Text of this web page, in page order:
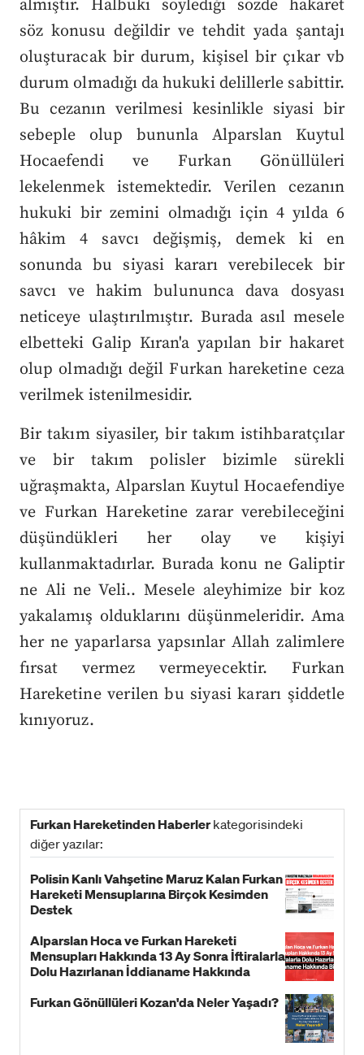
almıştır. Halbuki söylediği sözde hakaret
söz konusu değildir ve tehdit yada şantajı
oluşturacak bir durum, kişisel bir çıkar vb
durum olmadığı da hukuki delillerle sabittir.
Bu cezanın verilmesi kesinlikle siyasi bir
sebeple olup bununla Alparslan Kuytul
Hocaefendi ve Furkan Gönüllüleri
lekelenmek istemektedir. Verilen cezanın
hukuki bir zemini olmadığı için 4 yılda 6
hâkim 4 savcı değişmiş, demek ki en
sonunda bu siyasi kararı verebilecek bir
savcı ve hakim bulununca dava dosyası
neticeye ulaştırılmıştır. Burada asıl mesele
elbetteki Galip Kıran'a yapılan bir hakaret
olup olmadığı değil Furkan hareketine ceza
verilmek istenilmesidir.
Bir takım siyasiler, bir takım istihbaratçılar
ve bir takım polisler bizimle sürekli
uğraşmakta, Alparslan Kuytul Hocaefendiye
ve Furkan Hareketine zarar verebileceğini
düşündükleri her olay ve kişiyi
kullanmaktadırlar. Burada konu ne Galiptir
ne Ali ne Veli.. Mesele aleyhimize bir koz
yakalamış olduklarını düşünmeleridir. Ama
her ne yaparlarsa yapsınlar Allah zalimlere
fırsat vermez vermeyecektir. Furkan
Hareketine verilen bu siyasi kararı şiddetle
kınıyoruz.
Furkan Hareketinden Haberlerkategorisindeki
diğer yazılar:
Polisin Kanlı Vahşetine Maruz Kalan Furkan
Hareketi Mensuplarına Birçok Kesimden
Destek
Alparslan Hoca ve Furkan Hareketi
Mensupları Hakkında 13 Ay Sonra İftiralarla
Dolu Hazırlanan İddianame Hakkında
Furkan Gönüllüleri Kozan'da Neler Yaşadı?